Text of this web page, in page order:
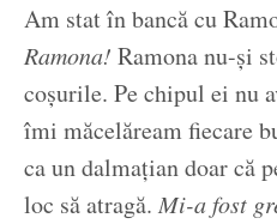
Am stat în bancă cu
Ramona! Ramona nu-și
coșurile. Pe chipul ei nu
îmi măcelăream fiecare
ca un dalmațian doar că
loc să atragă. Mi-a fost